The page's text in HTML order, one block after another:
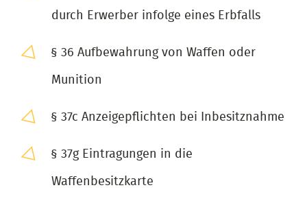
durch Erwerber infolge eines Erbfalls
§ 36 Aufbewahrung von Waffen oder
Munition
§ 37c Anzeigepflichten bei Inbesitznahme
§ 37g Eintragungen in die
Waffenbesitzkarte